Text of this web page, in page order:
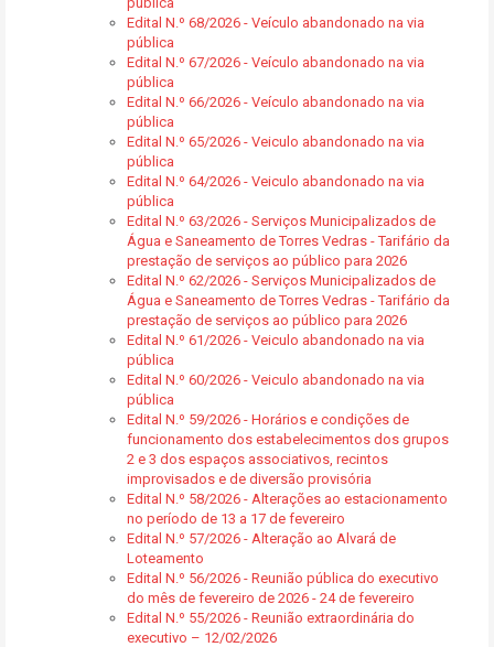
Edital N.º 68/2026 - Veículo abandonado na via
pública
Edital N.º 67/2026 - Veículo abandonado na via
pública
Edital N.º 66/2026 - Veículo abandonado na via
pública
Edital N.º 65/2026 - Veiculo abandonado na via
pública
Edital N.º 64/2026 - Veiculo abandonado na via
pública
Edital N.º 63/2026 - Serviços Municipalizados de
Água e Saneamento de Torres Vedras - Tarifário da
prestação de serviços ao público para 2026
Edital N.º 62/2026 - Serviços Municipalizados de
Água e Saneamento de Torres Vedras - Tarifário da
prestação de serviços ao público para 2026
Edital N.º 61/2026 - Veiculo abandonado na via
pública
Edital N.º 60/2026 - Veiculo abandonado na via
pública
Edital N.º 59/2026 - Horários e condições de
funcionamento dos estabelecimentos dos grupos
2 e 3 dos espaços associativos, recintos
improvisados e de diversão provisória
Edital N.º 58/2026 - Alterações ao estacionamento
no período de 13 a 17 de fevereiro
Edital N.º 57/2026 - Alteração ao Alvará de
Loteamento
Edital N.º 56/2026 - Reunião pública do executivo
do mês de fevereiro de 2026 - 24 de fevereiro
Edital N.º 55/2026 - Reunião extraordinária do
executivo – 12/02/2026